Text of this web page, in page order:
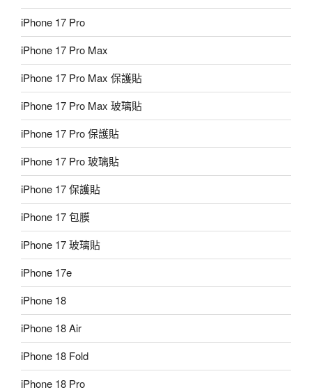
iPhone 17 Pro
iPhone 17 Pro Max
iPhone 17 Pro Max 保護貼
iPhone 17 Pro Max 玻璃貼
iPhone 17 Pro 保護貼
iPhone 17 Pro 玻璃貼
iPhone 17 保護貼
iPhone 17 包膜
iPhone 17 玻璃貼
iPhone 17e
iPhone 18
iPhone 18 Air
iPhone 18 Fold
iPhone 18 Pro